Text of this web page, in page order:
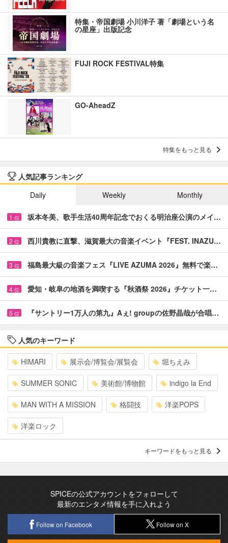
特集・帝国劇場 小川洋子 著「劇場という名
の星座」出版記念
FUJI ROCK FESTIVAL特集
GO-AheadZ
特集をもっと見る
人気記事ランキング
Daily
Weekly Monthly
1 位 坂本冬美、歌手生活40周年記念でおくる明治座公演のメイ…
2 位 西川貴教に直撃、滋賀最大の音楽イベント『FEST. INAZU…
3 位 福島最大級の音楽フェス『LIVE AZUMA 2026』無料で楽…
4 位 愛知・岐阜の地酒を満喫する『秋酒祭 2026』チケット一…
5 位 『サントリー1万人の第九』Aぇ! groupの佐野晶哉が合唱…
人気のキーワード
HIMARI 展示会/博覧会/展覧会 堀ちえみ
SUMMER SONIC 美術館/博物館 indigo la End
MAN WITH A MISSION 格闘技 洋楽POPS
洋楽ロック
キーワードをもっと見る
SPICEの公式アカウントをフォローして
最新のエンタメ情報を手に入れよう
Follow on Facebook Follow on X